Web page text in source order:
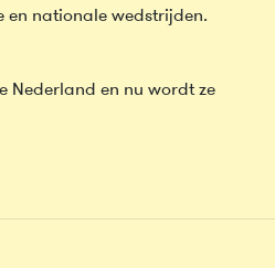
nationale wedstrijden.
Nederland en nu wordt ze